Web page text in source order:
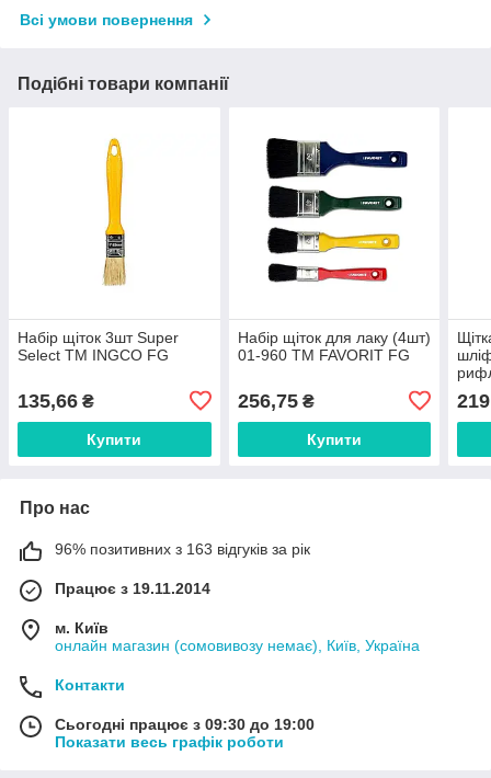
Всі умови повернення
Подібні товари компанії
Набір щіток 3шт Super
Select ТМ INGCO FG
135,66 ₴
Купити
Набір щіток для лаку (4шт)
01-960 ТМ FAVORIT FG
256,75₴
Купити
Про нас
96% позитивних з 163 відгуків за рік
Працює з 19.11.2014
м. Київ
онлайн магазин (сомовивозу немає), Київ, Україна
Контакти
Сьогодні працює з 09:30 до 19:00
Показати весь графік роботи